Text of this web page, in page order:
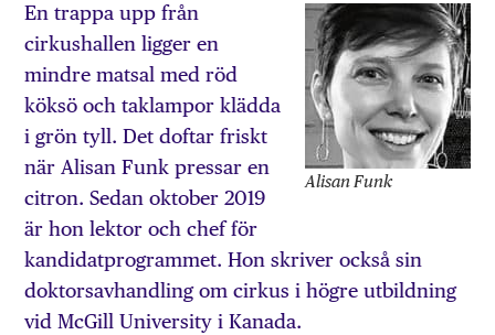
Alisan Funk
En trappa upp från
cirkushallen ligger en
mindre matsal med röd
köksö och taklampor klädda
i grön tyll. Det doftar friskt
när Alisan Funk pressar en
citron. Sedan oktober 2019
är hon lektor och chef för
kandidatprogrammet. Hon skriver också sin
doktorsavhandling om cirkus i högre utbildning
vid McGill University i Kanada.